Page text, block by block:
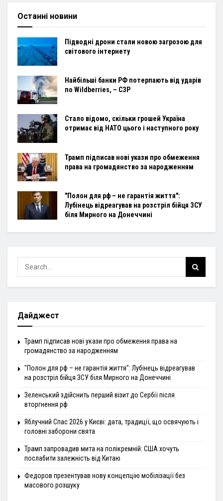
Останні новини
Підводні дрони стали новою загрозою для
світового інтернету
Найбільші банки РФ потерпають від ударів
по Wildberries, – СЗР
Стало відомо, скільки грошей Україна
отримає від НАТО цього і наступного року
Трамп підписав нові укази про обмеження
права на громадянство за народженням
"Полон для рф – не гарантія життя":
Лубінець відреагував на розстріл бійця ЗСУ
біля Мирного на Донеччині
Дайджест
Трамп підписав нові укази про обмеження права на
громадянство за народженням
"Полон для рф – не гарантія життя": Лубінець відреагував
на розстріл бійця ЗСУ біля Мирного на Донеччині
Зеленський здійснить перший візит до Сербії після
вторгнення рф
Яблучний Спас 2026 у Києві: дата, традиції, що освячують і
головні заборони свята
Трамп запровадив мита на полікремній: США хочуть
послабити залежність від Китаю
Федоров презентував нову концепцію мобілізації без
масового розшуку